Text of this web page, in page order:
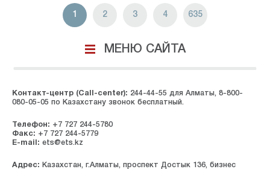
1 2 3 4 635
МЕНЮ САЙТА
Контакт-центр (Call-center): 244-44-55 для Алматы, 8-800-
080-05-05 по Казахстану звонок бесплатный.
Телефон: +7 727 244-5780
Факс: +7 727 244-5779
E-mail: ets@ets.kz
Адрес: Казахстан, г.Алматы, проспект Достык 136, бизнес